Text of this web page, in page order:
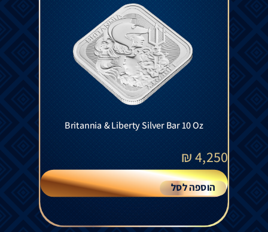
Britannia & Liberty Silver Bar 10 Oz
4,250
₪
הוספה לסל